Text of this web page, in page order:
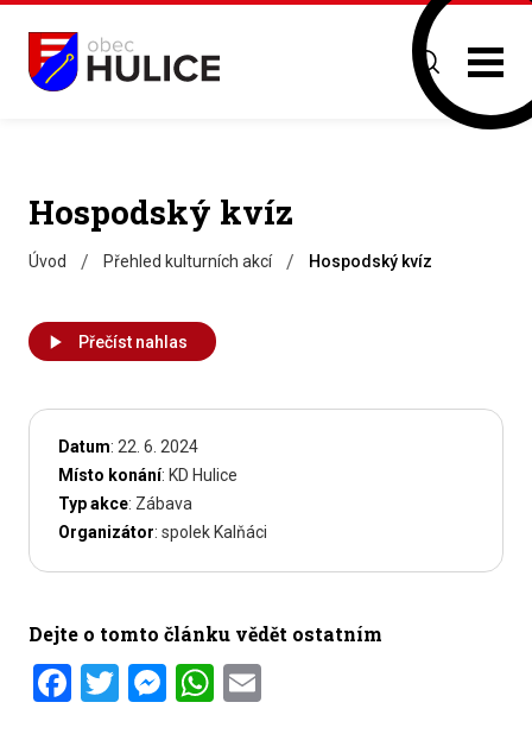
Hospodský kvíz
Úvod / Přehled kulturních akcí / Hospodský kvíz
Přečíst nahlas
Datum: 22. 6. 2024
Místo konání: KD Hulice
Typ akce: Zábava
Organizátor: spolek Kalňáci
Dejte o tomto článku vědět ostatním
Facebook
Twitter
Messenger
WhatsApp